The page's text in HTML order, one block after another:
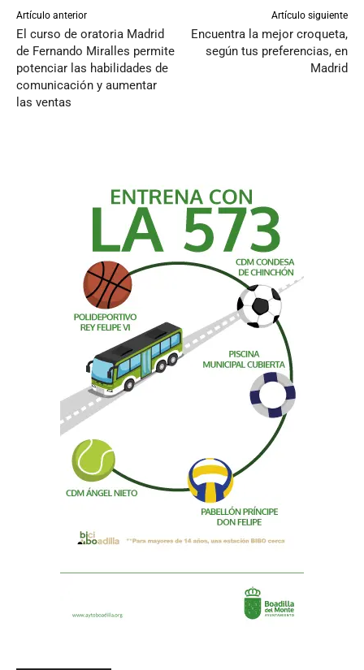
Artículo anterior
El curso de oratoria Madrid
de Fernando Miralles permite
potenciar las habilidades de
comunicación y aumentar
las ventas
Artículo siguiente
Encuentra la mejor croqueta,
según tus preferencias, en
Madrid